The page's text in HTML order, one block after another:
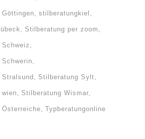
stilberatungkiel
Stilberatung per zoom
Stilberatung Sylt
Stilberatung Wismar
Typberatungonline